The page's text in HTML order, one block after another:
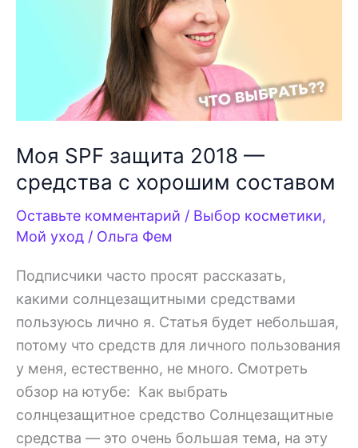
Моя SPF защита 2018 —
средства с хорошим составом
Оставьте комментарий / Выбор косметики,
Мой уход / Ольга Фем
Подписчики часто просят рассказать,
какими солнцезащитными средствами
пользуюсь лично я. Статья будет небольшая,
потому что средств для личного пользования
у меня, естественно, не много. Смотреть
обзор на ютубе: Как выбрать
солнцезащитное средство Солнцезащитные
средства — это очень большая тема, на эту